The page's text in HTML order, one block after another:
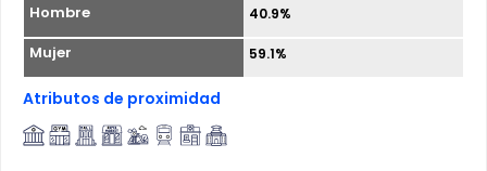
Hombre 40.9%
Mujer 59.1%
Atributos de proximidad